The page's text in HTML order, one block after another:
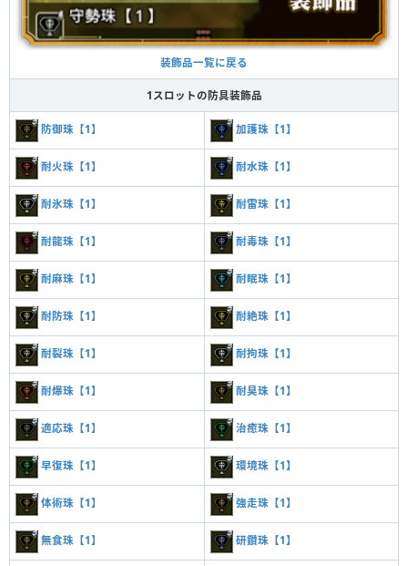
装飾品一覧に戻る
1スロットの防具装飾品
防御珠【1】 加護珠【1】
耐火珠【1】 耐水珠【1】
耐氷珠【1】 耐雷珠【1】
耐龍珠【1】 耐毒珠【1】
耐麻珠【1】 耐眠珠【1】
耐防珠【1】 耐絶珠【1】
耐裂珠【1】 耐拘珠【1】
耐爆珠【1】 耐臭珠【1】
適応珠【1】 治癒珠【1】
早復珠【1】 環境珠【1】
体術珠【1】 強走珠【1】
無食珠【1】 研鑽珠【1】